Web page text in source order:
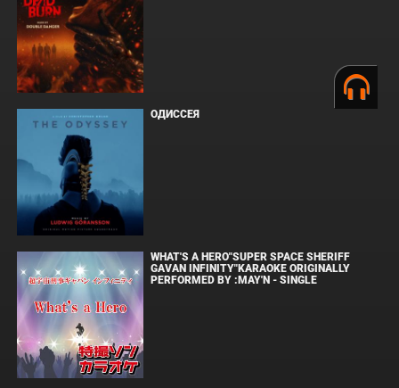
ОДИССЕЯ
WHAT'S A HERO"SUPER SPACE SHERIFF
GAVAN INFINITY"KARAOKE ORIGINALLY
PERFORMED BY :MAY'N - SINGLE